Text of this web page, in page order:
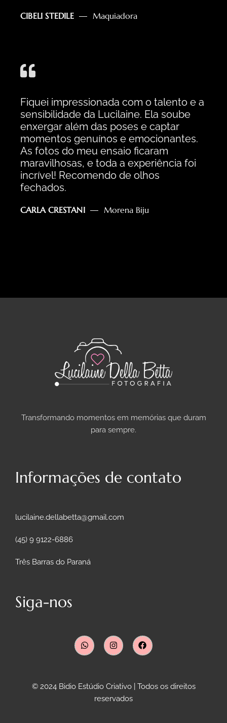
CIBELI STEDILE Maquiadora
Fiquei impressionada com o talento e a
sensibilidade da Lucilaine. Ela soube
enxergar além das poses e captar
momentos genuínos e emocionantes.
As fotos do meu ensaio ficaram
maravilhosas, e toda a experiência foi
incrível! Recomendo de olhos
fechados.
CARLA CRESTANI Morena Biju
Transformando momentos em memórias que duram
para sempre.
Informações de contato
lucilaine.dellabetta@gmail.com
(45) 9 9122-6886
Três Barras do Paraná
Siga-nos
© 2024 Bidio Estúdio Criativo | Todos os direitos
reservados